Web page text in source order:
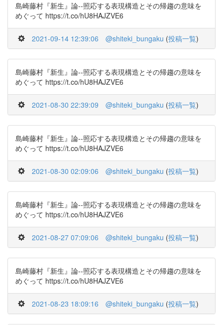
島崎藤村『新生』論--照応する表現構造とその帰趨の意味を
めぐって https://t.co/hU8HAJZVE6
2021-09-14 12:39:06 @shiteki_bungaku (投稿一覧)
島崎藤村『新生』論--照応する表現構造とその帰趨の意味を
めぐって https://t.co/hU8HAJZVE6
2021-08-30 22:39:09 @shiteki_bungaku (投稿一覧)
島崎藤村『新生』論--照応する表現構造とその帰趨の意味を
めぐって https://t.co/hU8HAJZVE6
2021-08-30 02:09:06 @shiteki_bungaku (投稿一覧)
島崎藤村『新生』論--照応する表現構造とその帰趨の意味を
めぐって https://t.co/hU8HAJZVE6
2021-08-27 07:09:06 @shiteki_bungaku (投稿一覧)
島崎藤村『新生』論--照応する表現構造とその帰趨の意味を
めぐって https://t.co/hU8HAJZVE6
2021-08-23 18:09:16 @shiteki_bungaku (投稿一覧)